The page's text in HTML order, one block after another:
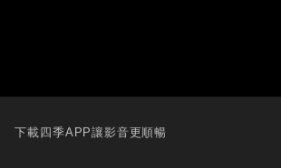
下載四季APP讓影音更順暢